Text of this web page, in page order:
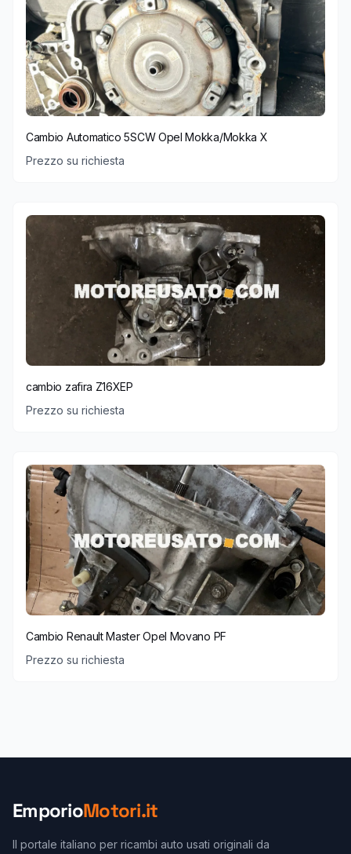
Cambio Automatico 5SCW Opel Mokka/Mokka X
Prezzo su richiesta
cambio zafira Z16XEP
Prezzo su richiesta
Cambio Renault Master Opel Movano PF
Prezzo su richiesta
EmporioMotori.it
Il portale italiano per ricambi auto usati originali da